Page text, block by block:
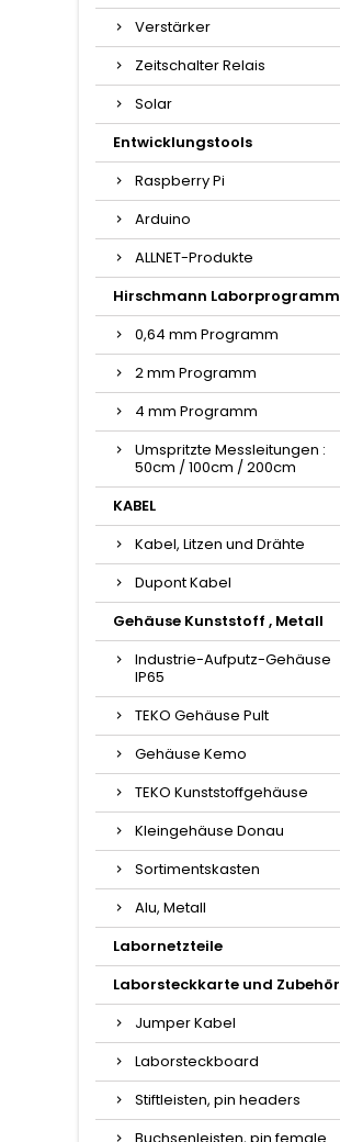
Verstärker
Zeitschalter Relais
Solar
Entwicklungstools
Raspberry Pi
Arduino
ALLNET-Produkte
Hirschmann Laborprogramm
0,64 mm Programm
2 mm Programm
4 mm Programm
Umspritzte Messleitungen :
50cm / 100cm / 200cm
KABEL
Kabel, Litzen und Drähte
Dupont Kabel
Gehäuse Kunststoff , Metall
Industrie-Aufputz-Gehäuse
IP65
TEKO Gehäuse Pult
Gehäuse Kemo
TEKO Kunststoffgehäuse
Kleingehäuse Donau
Sortimentskasten
Alu, Metall
Labornetzteile
Laborsteckkarte und Zubehör
Jumper Kabel
Laborsteckboard
Stiftleisten, pin headers